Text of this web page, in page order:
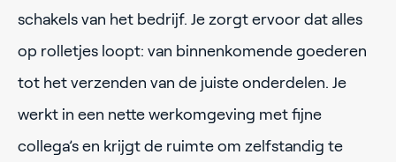
schakels van het bedrijf. Je zorgt ervoor dat alles
op rolletjes loopt: van binnenkomende goederen
tot het verzenden van de juiste onderdelen. Je
werkt in een nette werkomgeving met fijne
collega’s en krijgt de ruimte om zelfstandig te